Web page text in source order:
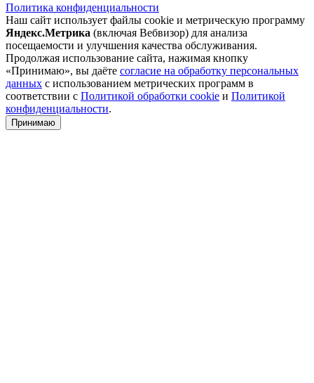
Политика конфиденциальности
Наш сайт использует файлы cookie и метрическую программу
Яндекс.Метрика (включая Вебвизор) для анализа
посещаемости и улучшения качества обслуживания.
Продолжая использование сайта, нажимая кнопку
«Принимаю», вы даёте согласие на обработку персональных
данных с использованием метрических программ в
соответствии с Политикой обработки cookie и Политикой
конфиденциальности.
Принимаю